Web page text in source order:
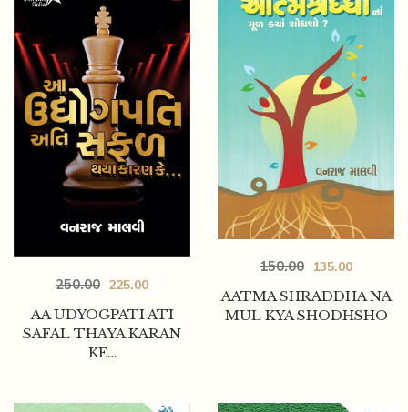
AA UDYOGPATI ATI
SAFAL THAYA KARAN
KE…
250.00 225.00
AATMA SHRADDHA NA
MUL KYA SHODHSHO
150.00 135.00